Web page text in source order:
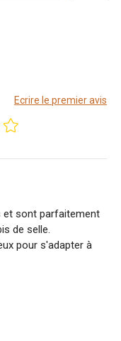
Ecrire le premier avis
et sont parfaitement
de selle.
pour s'adapter à